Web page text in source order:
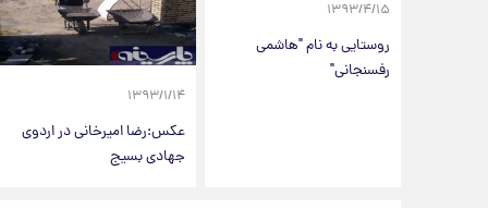
۱۳۹۳/۴/۱۵
روستایی به نام "هاشمی
رفسنجانی"
۱۳۹۳/۱/۱۴
عکس:رضا امیرخانی در اردوی
جهادی بسیج